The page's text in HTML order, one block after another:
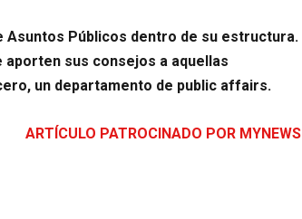
Asuntos Públicos dentro de su estructura.
sus consejos a aquellas
un departamento de public affairs.
ARTÍCULO PATROCINADO POR MYNEWS